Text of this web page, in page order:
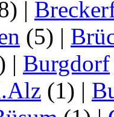
|
(5) |
| Burgdorf
(1) |